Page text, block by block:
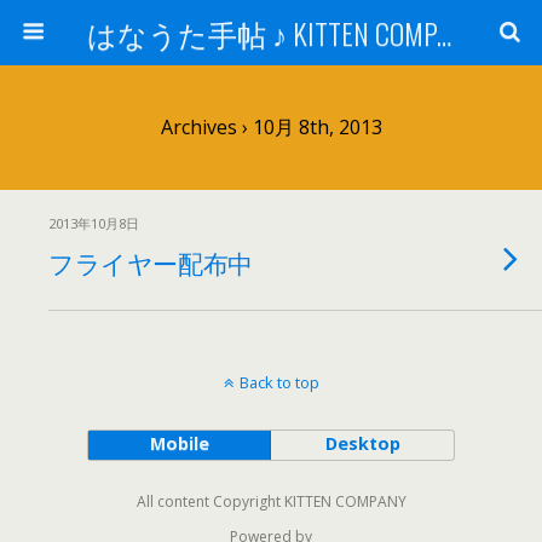
はなうた手帖 ♪ KITTEN COMPANY
Archives › 10月 8th, 2013
2013年10月8日
フライヤー配布中
Back to top
Mobile Desktop
All content Copyright KITTEN COMPANY
Powered by